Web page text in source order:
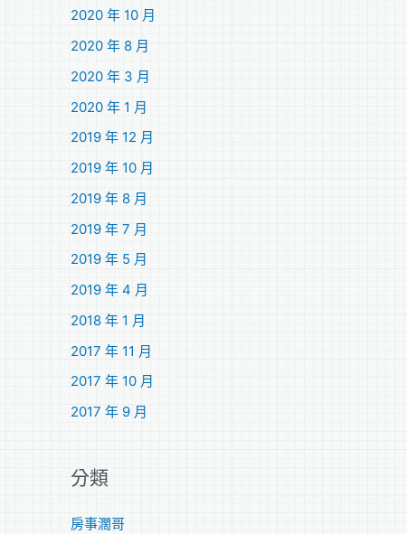
2020 年 10 月
2020 年 8 月
2020 年 3 月
2020 年 1 月
2019 年 12 月
2019 年 10 月
2019 年 8 月
2019 年 7 月
2019 年 5 月
2019 年 4 月
2018 年 1 月
2017 年 11 月
2017 年 10 月
2017 年 9 月
分類
房事濶哥